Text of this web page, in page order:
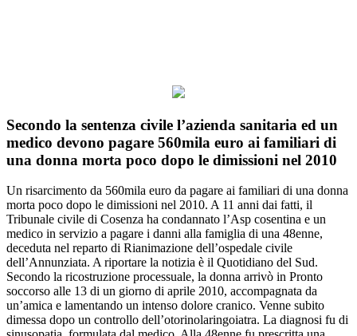
Secondo la sentenza civile l’azienda sanitaria ed un
medico devono pagare 560mila euro ai familiari di
una donna morta poco dopo le dimissioni nel 2010
Un risarcimento da 560mila euro da pagare ai familiari di una donna
morta poco dopo le dimissioni nel 2010. A 11 anni dai fatti, il
Tribunale civile di Cosenza ha condannato l’Asp cosentina e un
medico in servizio a pagare i danni alla famiglia di una 48enne,
deceduta nel reparto di Rianimazione dell’ospedale civile
dell’Annunziata. A riportare la notizia è il Quotidiano del Sud.
Secondo la ricostruzione processuale, la donna arrivò in Pronto
soccorso alle 13 di un giorno di aprile 2010, accompagnata da
un’amica e lamentando un intenso dolore cranico. Venne subito
dimessa dopo un controllo dell’otorinolaringoiatra. La diagnosi fu di